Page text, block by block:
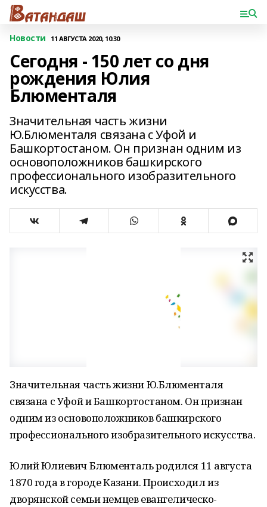
Новости 11 АВГУСТА 2020, 10:30
Сегодня - 150 лет со дня
рождения Юлия
Блюменталя
Значительная часть жизни
Ю.Блюменталя связана с Уфой и
Башкортостаном. Он признан одним из
основоположников башкирского
профессионального изобразительного
искусства.
Значительная часть жизни Ю.Блюменталя
связана с Уфой и Башкортостаном. Он признан
одним из основоположников башкирского
профессионального изобразительного искусства.
Юлий Юлиевич Блюменталь родился 11 августа
1870 года в городе Казани. Происходил из
дворянской семьи немцев евангелическо-